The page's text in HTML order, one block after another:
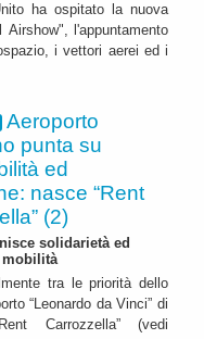
ha ospitato la nuova
Airshow", l'appuntamento
i vettori aerei ed i
Aeroporto
punta su
ed
nasce “Rent
(2)
solidarietà ed
mobilità
tra le priorità dello
“Leonardo da Vinci” di
Carrozzella” (vedi